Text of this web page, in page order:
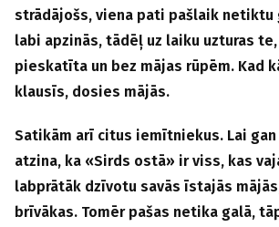
strādājošs, viena pati pašlaik netiktu
labi apzinās, tādēļ uz laiku uzturas
pieskatīta un bez mājas rūpēm. Kad
klausīs, dosies mājās.
Satikām arī citus iemītniekus. Lai
atzina, ka «Sirds ostā» ir viss, kas
labprātāk dzīvotu savās īstajās
brīvākas. Tomēr pašas netika galā,